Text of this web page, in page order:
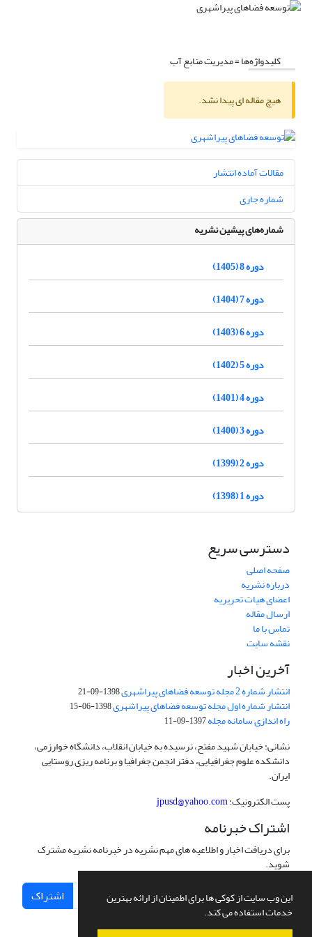
این وب سایت از کوکی ها برای اطمینان از ارائه بهترین
خدمات استفاده می کند.
کلیدواژه‌ها =مدیریت منابع آب
هیچ مقاله ای پیدا نشد.
مقالات آماده انتشار
شماره جاری
شماره‌های پیشین نشریه
دوره 8 (1405)
دوره 7 (1404)
دوره 6 (1403)
دوره 5 (1402)
دوره 4 (1401)
دوره 3 (1400)
دوره 2 (1399)
دوره 1 (1398)
دسترسی سریع
صفحه اصلی
درباره نشریه
اعضای هیات تحریریه
ارسال مقاله
تماس با ما
نقشه سایت
آخرین اخبار
انتشار شماره 2 مجله توسعه فضاهای پیراشهری 1398-09-21
انتشار شماره اول مجله توسعه فضاهای پیراشهری1398-06-15
راه اندازی سامانه مجله1397-09-11
نشانی: خیابان شهید مفتح، نرسیده به خیابان انقلاب، دانشگاه خوارزمی،
دانشکده علوم جغرافیایی، دفتر انجمن جغرافیا و برنامه ریزی روستایی
ایران.
پست الکترونیک:jpusd@yahoo.com
اشتراک خبرنامه
برای دریافت اخبار و اطلاعیه های مهم نشریه در خبرنامه نشریه مشترک
شوید.
اشتراک